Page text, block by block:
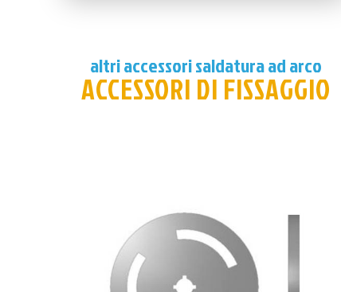
altri accessori saldatura ad arco
ACCESSORI DI FISSAGGIO